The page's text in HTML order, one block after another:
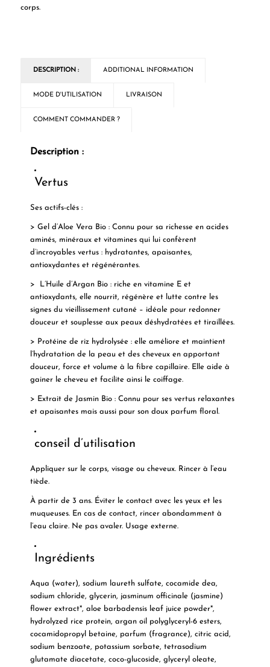
corps.
DESCRIPTION : ADDITIONAL INFORMATION
MODE D'UTILISATION LIVRAISON
COMMENT COMMANDER ?
Description :
Vertus
Ses actifs-clés :
> Gel d’Aloe Vera Bio : Connu pour sa richesse en acides
aminés, minéraux et vitamines qui lui confèrent
d’incroyables vertus : hydratantes, apaisantes,
antioxydantes et régénérantes.
> L’Huile d’Argan Bio : riche en vitamine E et
antioxydants, elle nourrit, régénère et lutte contre les
signes du vieillissement cutané – idéale pour redonner
douceur et souplesse aux peaux déshydratées et tiraillées.
> Protéine de riz hydrolysée : elle améliore et maintient
l’hydratation de la peau et des cheveux en apportant
douceur, force et volume à la fibre capillaire. Elle aide à
gainer le cheveu et facilite ainsi le coiffage.
> Extrait de Jasmin Bio : Connu pour ses vertus relaxantes
et apaisantes mais aussi pour son doux parfum floral.
conseil d’utilisation
Appliquer sur le corps, visage ou cheveux. Rincer à l’eau
tiède.
À partir de 3 ans. Éviter le contact avec les yeux et les
muqueuses. En cas de contact, rincer abondamment à
l’eau claire. Ne pas avaler. Usage externe.
Ingrédients
Aqua (water), sodium laureth sulfate, cocamide dea,
sodium chloride, glycerin, jasminum officinale (jasmine)
flower extract*, aloe barbadensis leaf juice powder*,
hydrolyzed rice protein, argan oil polyglyceryl-6 esters,
cocamidopropyl betaine, parfum (fragrance), citric acid,
sodium benzoate, potassium sorbate, tetrasodium
glutamate diacetate, coco-glucoside, glyceryl oleate,